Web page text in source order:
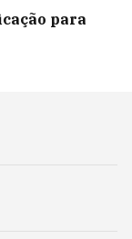
para